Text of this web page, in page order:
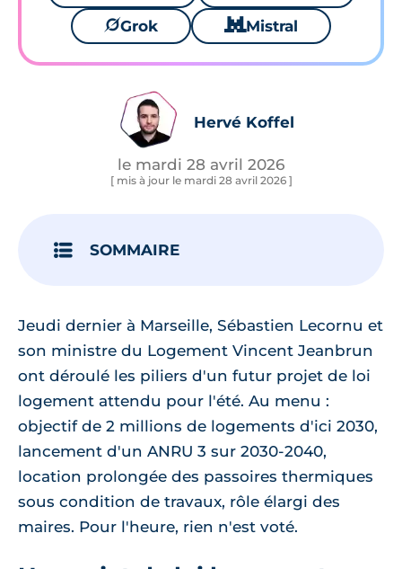
🪐Grok 🐱 Mistral
Hervé Koffel
le mardi 28 avril 2026
[ mis à jour le mardi 28 avril 2026 ]
SOMMAIRE
Jeudi dernier à Marseille, Sébastien Lecornu et
son ministre du Logement Vincent Jeanbrun
ont déroulé les piliers d'un futur projet de loi
logement attendu pour l'été. Au menu :
objectif de 2 millions de logements d'ici 2030,
lancement d'un ANRU 3 sur 2030-2040,
location prolongée des passoires thermiques
sous condition de travaux, rôle élargi des
maires. Pour l'heure, rien n'est voté.